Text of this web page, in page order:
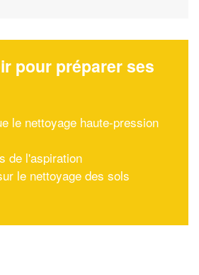
pour préparer ses
le nettoyage haute-pression
de l'aspiration
le nettoyage des sols